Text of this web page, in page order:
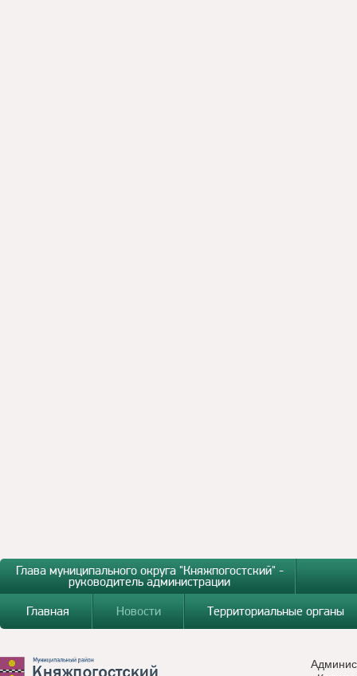
Глава муниципального округа "Княжпогостский" -
руководитель администрации
Главная
Новости Территориальные органы